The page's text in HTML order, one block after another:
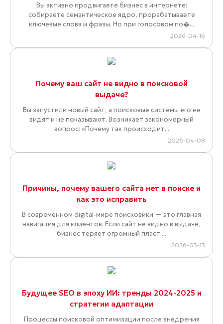
Вы активно продвигаете бизнес в интернете:
собираете семантическое ядро, прорабатываете
ключевые слова и фразы. Но при голосовом по�...
2026-04-16
Почему ваш сайт не видно в поисковой
выдаче?
Вы запустили новый сайт, а поисковые системы его не
видят и не показывают. Возникает закономерный
вопрос: «Почему так происходит...
2026-04-08
Причины, почему вашего сайта нет в поиске и
как это исправить
В современном digital-мире поисковики — это главная
навигация для клиентов. Если сайт не видно в выдаче,
бизнес теряет огромный пласт ...
2026-03-13
Будущее SEO в эпоху ИИ: тренды 2024-2025 и
стратегии адаптации
Процессы поисковой оптимизации после внедрения